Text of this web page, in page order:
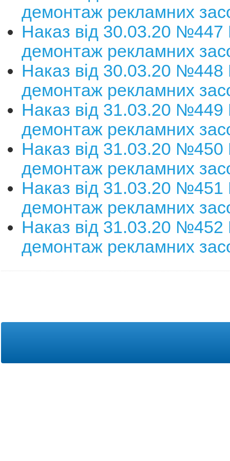
демонтаж рекламних
Наказ від 30.03.20 №447
демонтаж рекламних
Наказ від 30.03.20 №448
демонтаж рекламних
Наказ від 31.03.20 №449
демонтаж рекламних
Наказ від 31.03.20 №450
демонтаж рекламних
Наказ від 31.03.20 №451
демонтаж рекламних
Наказ від 31.03.20 №452
демонтаж рекламних